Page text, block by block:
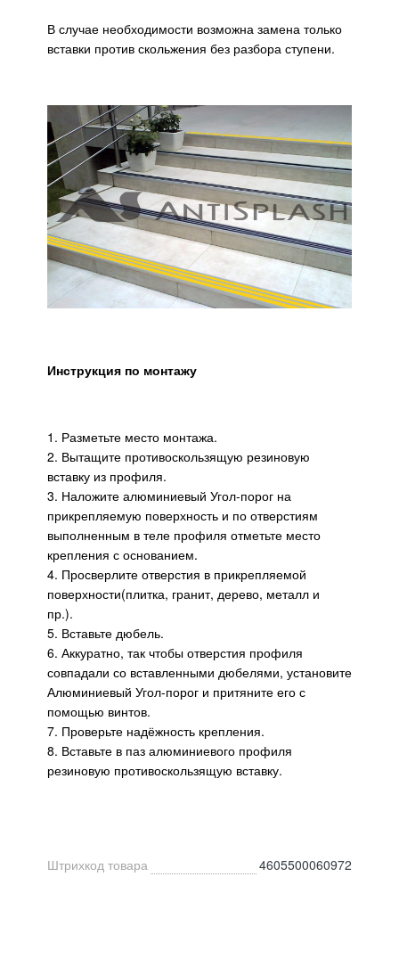
В случае необходимости возможна замена только
вставки против скольжения без разбора ступени.
Инструкция по монтажу
1. Разметьте место монтажа.
2. Вытащите противоскользящую резиновую
вставку из профиля.
3. Наложите алюминиевый Угол-порог на
прикрепляемую поверхность и по отверстиям
выполненным в теле профиля отметьте место
крепления с основанием.
4. Просверлите отверстия в прикрепляемой
поверхности(плитка, гранит, дерево, металл и
пр.).
5. Вставьте дюбель.
6. Аккуратно, так чтобы отверстия профиля
совпадали со вставленными дюбелями, установите
Алюминиевый Угол-порог и притяните его с
помощью винтов.
7. Проверьте надёжность крепления.
8. Вставьте в паз алюминиевого профиля
резиновую противоскользящую вставку.
Штрихкод товара 4605500060972